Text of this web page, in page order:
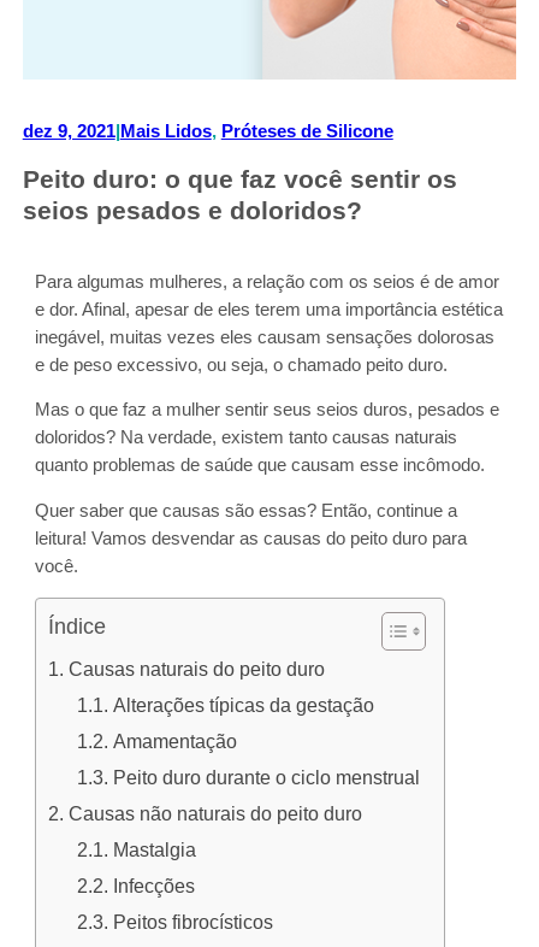
dez 9, 2021| Mais Lidos, Próteses de Silicone
Peito duro: o que faz você sentir os
seios pesados e doloridos?
Para algumas mulheres, a relação com os seios é de amor
e dor. Afinal, apesar de eles terem uma importância estética
inegável, muitas vezes eles causam sensações dolorosas
e de peso excessivo, ou seja, o chamado peito duro.
Mas o que faz a mulher sentir seus seios duros, pesados e
doloridos? Na verdade, existem tanto causas naturais
quanto problemas de saúde que causam esse incômodo.
Quer saber que causas são essas? Então, continue a
leitura! Vamos desvendar as causas do peito duro para
você.
Índice
Causas naturais do peito duro
Alterações típicas da gestação
Amamentação
Peito duro durante o ciclo menstrual
Causas não naturais do peito duro
Mastalgia
Infecções
Peitos fibrocísticos